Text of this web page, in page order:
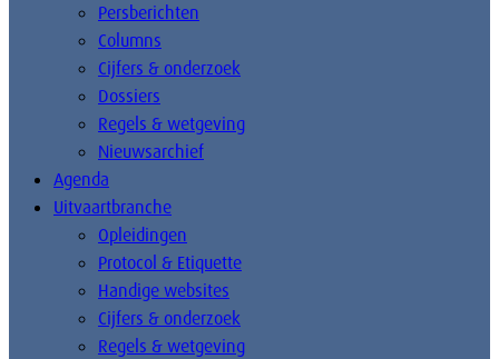
Persberichten
Columns
Cijfers & onderzoek
Dossiers
Regels & wetgeving
Nieuwsarchief
Agenda
Uitvaartbranche
Opleidingen
Protocol & Etiquette
Handige websites
Cijfers & onderzoek
Regels & wetgeving